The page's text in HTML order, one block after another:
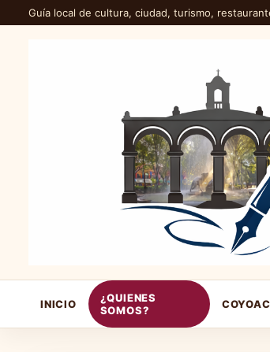
Guía local de cultura, ciudad, turismo,
INICIO
¿QUIENES
SOMOS?